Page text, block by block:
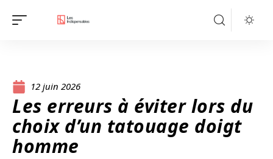
12 juin 2026
Les erreurs à éviter lors du
choix d’un tatouage doigt
homme